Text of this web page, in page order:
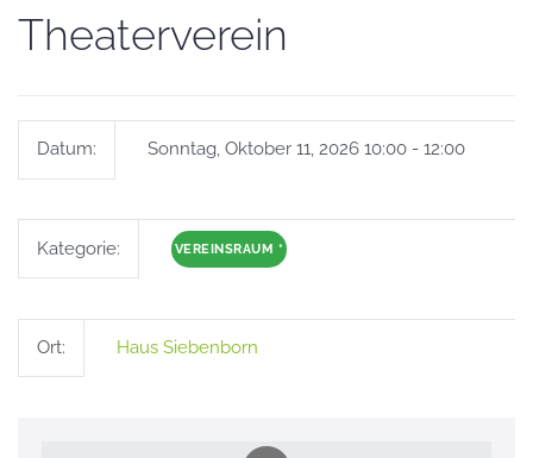
Theaterverein
Datum: Sonntag, Oktober 11, 2026 10:00 - 12:00
Kategorie: VEREINSRAUM *
Ort: Haus Siebenborn